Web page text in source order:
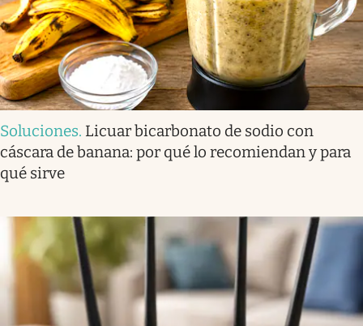
Soluciones. Licuar bicarbonato de sodio con
cáscara de banana: por qué lo recomiendan y para
qué sirve